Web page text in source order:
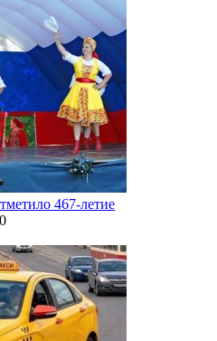
467-летие